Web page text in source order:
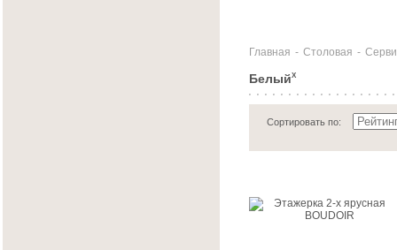
Главная - Столовая -
БелыйX
Сортировать по: